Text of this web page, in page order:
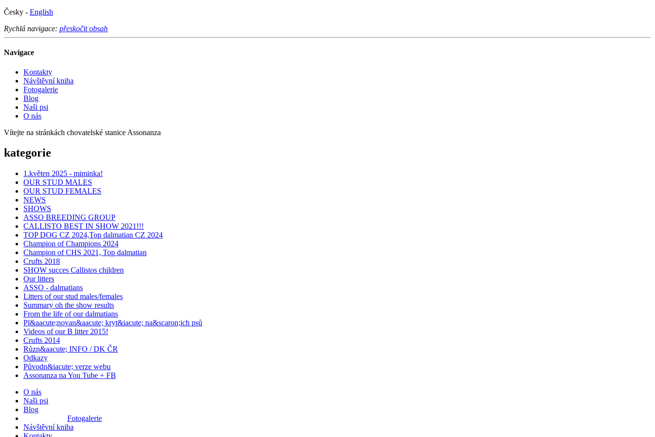
Česky - English
Rychlá navigace: přeskočit obsah
Navigace
Kontakty
Návštěvní kniha
Fotogalerie
Blog
Naši psi
O nás
Vítejte na stránkách chovatelské stanice Assonanza
kategorie
1.květen 2025 - miminka!
OUR STUD MALES
OUR STUD FEMALES
NEWS
SHOWS
ASSO BREEDING GROUP
CALLISTO BEST IN SHOW 2021!!!
TOP DOG CZ 2024,Top dalmatian CZ 2024
Champion of Champions 2024
Champion of CHS 2021, Top dalmatian
Crufts 2018
SHOW succes Callistos children
Our litters
ASSO - dalmatians
Litters of our stud males/females
Summary oh the show results
From the life of our dalmatians
Pl&aacute;novan&aacute; kryt&iacute; na&scaron;ich psů
Videos of our B litter 2015!
Crufts 2014
Různ&aacute; INFO / DK ČR
Odkazy
Původn&iacute; verze webu
Assonanza na You Tube + FB
O nás
Naši psi
Blog
Fotogalerie
Návštěvní kniha